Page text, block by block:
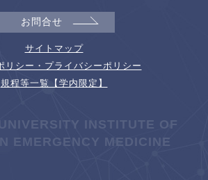
お問合せ
サイトマップ
リシー・プライバシーポリシー
規程等一覧【学内限定】
INSTITUTE OF
EMERGENCY MEDICINE